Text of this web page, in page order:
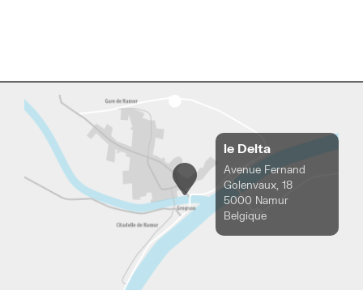
le Delta
Avenue Fernand
Golenvaux, 18
5000 Namur
Belgique